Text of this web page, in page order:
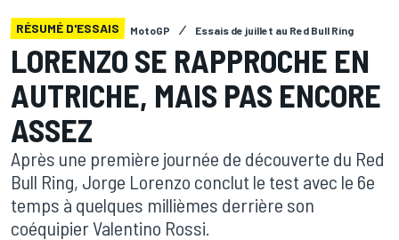
RÉSUMÉ D'ESSAIS MotoGP Essais de juillet au Red Bull Ring
LORENZO SE RAPPROCHE EN
AUTRICHE, MAIS PAS ENCORE
ASSEZ
Après une première journée de découverte du Red
Bull Ring, Jorge Lorenzo conclut le test avec le 6e
temps à quelques millièmes derrière son
coéquipier Valentino Rossi.